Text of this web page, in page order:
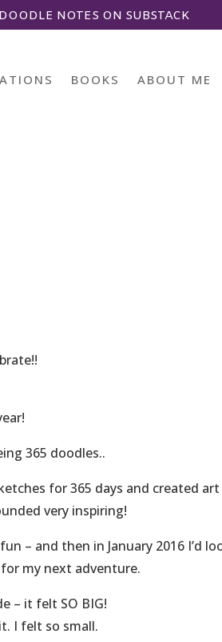
NOTES ON SUBSTACK
BOOKS ABOUT ME
365 doodles..
for 365 days and created
very inspiring!
– and then in January 2016 I’d
my next adventure.
– it felt SO BIG!
I felt so small.